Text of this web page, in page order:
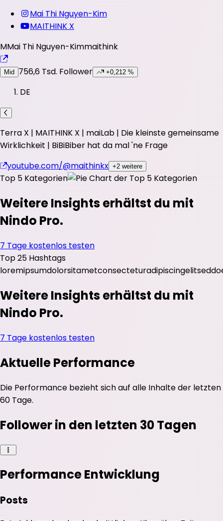
Mai Thi Nguyen-Kim
MAITHINK X
MMai Thi Nguyen-Kimmaithink
Mid 756,6 Tsd. Follower +0,212 %
DE
Terra X | MAITHINK X | maiLab | Die kleinste gemeinsame
Wirklichkeit | BiBiBiber hat da mal 'ne Frage
youtube.com/@maithinkx +2 weitere
Top 5 Kategorien
Weitere Insights erhältst du mit
Nindo Pro.
7 Tage kostenlos testen
Top 25 Hashtags
loremipsumdolorsitametconsecteturadipiscingelitseddo
Weitere Insights erhältst du mit
Nindo Pro.
7 Tage kostenlos testen
Aktuelle Performance
Die Performance bezieht sich auf alle Inhalte der letzten
60 Tage.
Follower in den letzten 30 Tagen
Performance Entwicklung
Posts